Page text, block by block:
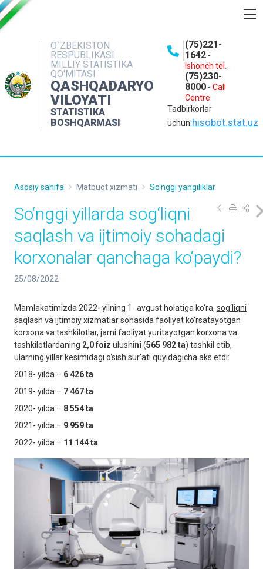
O`ZBEKISTON
RESPUBLIKASI
MILLIY STATISTIKA
QO'MITASI
QASHQADARYO
VILOYATI
STATISTIKA
BOSHQARMASI
(75)221-
1642 -
Ishonch tel.
(75)230-
8000 - Call
Centre
Tadbirkorlar
uchun:hisobot.stat.uz
OCHIQ MA'LUMOTLAR
NASHRLAR
INTERAKTIV XIZMATLAR
MATBUOT XIZMATI
KONTAKTLAR
Asosiy sahifa Matbuot xizmati So'nggi yangiliklar
So‘nggi yillarda sog‘liqni
saqlash va ijtimoiy sohadagi
korxonalar qanchaga ko‘paydi?
25/08/2022
Mamlakatimizda 2022- yilning 1- avgust holatiga ko‘ra, sog‘liqni
saqlash va ijtimoiy xizmatlarsohasida faoliyat ko‘rsatayotgan
korxona va tashkilotlar, jami faoliyat yuritayotgan korxona va
tashkilotlardaning 2,0foiz ulushini (565 982ta) tashkil etib,
ularning yillar kesimidagi o‘sish sur’ati quyidagicha aks etdi:
2018- yilda – 6 426ta
2019- yilda – 7 467ta
2020- yilda – 8 554ta
2021- yilda – 9 959 ta
2022- yilda – 11 144 ta